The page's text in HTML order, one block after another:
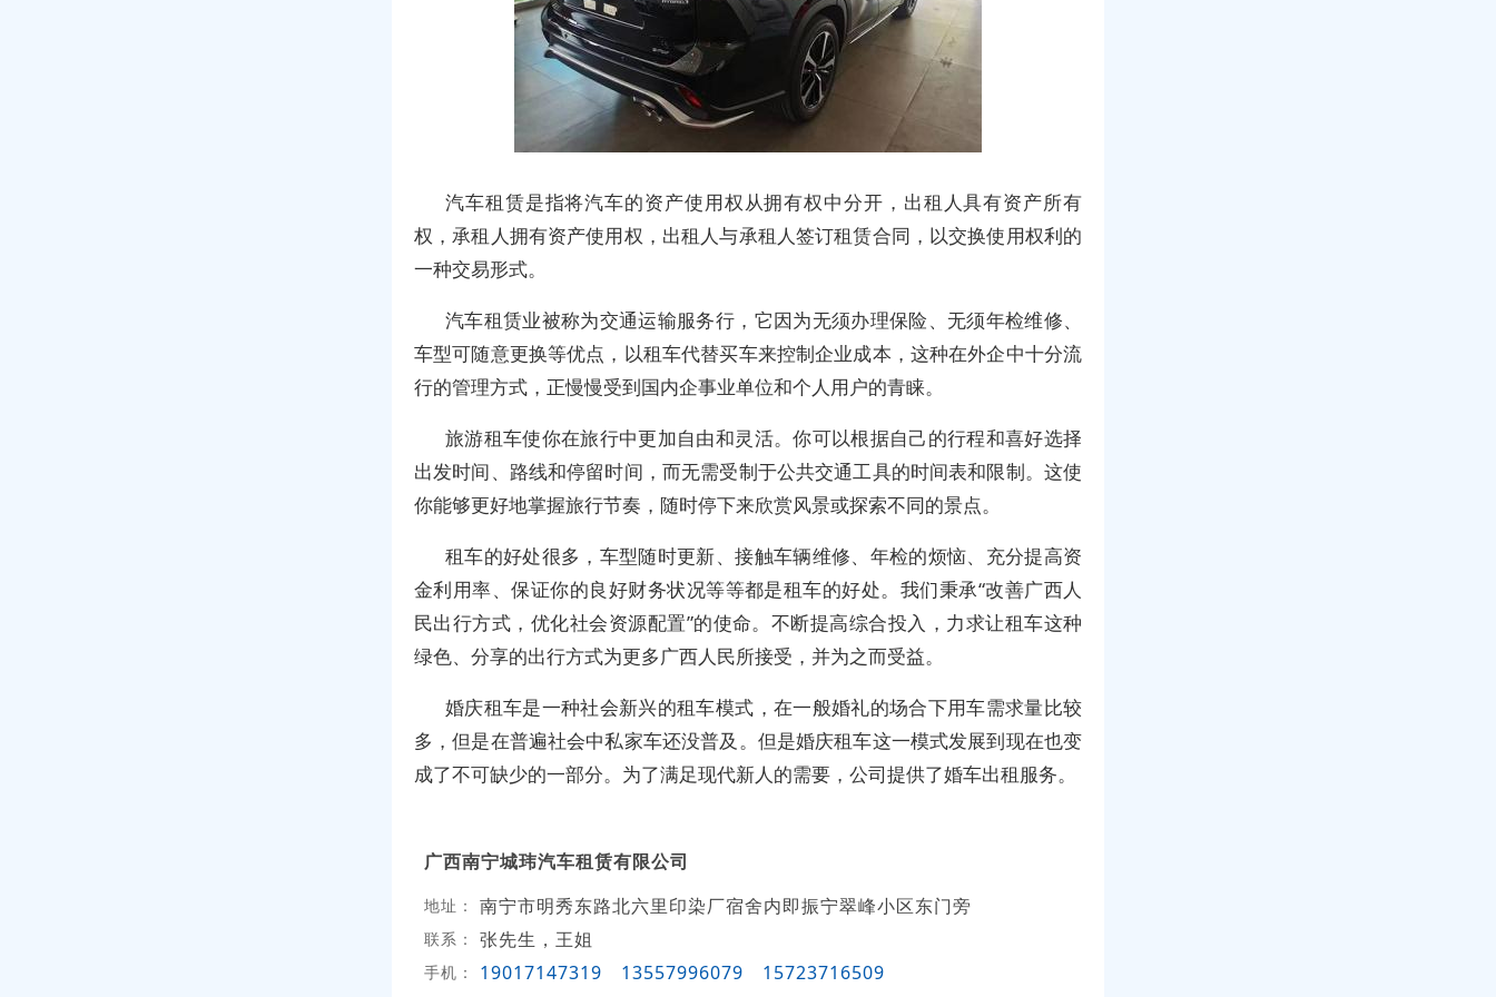
汽车租赁是指将汽车的资产使用权从拥有权中分开，出租人具有资产所有
权，承租人拥有资产使用权，出租人与承租人签订租赁合同，以交换使用权利的
一种交易形式。
汽车租赁业被称为交通运输服务行，它因为无须办理保险、无须年检维修、
车型可随意更换等优点，以租车代替买车来控制企业成本，这种在外企中十分流
行的管理方式，正慢慢受到国内企事业单位和个人用户的青睐。
旅游租车使你在旅行中更加自由和灵活。你可以根据自己的行程和喜好选择
出发时间、路线和停留时间，而无需受制于公共交通工具的时间表和限制。这使
你能够更好地掌握旅行节奏，随时停下来欣赏风景或探索不同的景点。
租车的好处很多，车型随时更新、接触车辆维修、年检的烦恼、充分提高资
金利用率、保证你的良好财务状况等等都是租车的好处。我们秉承“改善广西人
民出行方式，优化社会资源配置”的使命。不断提高综合投入，力求让租车这种
绿色、分享的出行方式为更多广西人民所接受，并为之而受益。
婚庆租车是一种社会新兴的租车模式，在一般婚礼的场合下用车需求量比较
多，但是在普遍社会中私家车还没普及。但是婚庆租车这一模式发展到现在也变
成了不可缺少的一部分。为了满足现代新人的需要，公司提供了婚车出租服务。
广西南宁城玮汽车租赁有限公司
地址： 南宁市明秀东路北六里印染厂宿舍内即振宁翠峰小区东门旁
联系： 张先生，王姐
手机： 19017147319 13557996079 15723716509